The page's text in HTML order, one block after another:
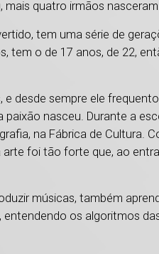
quatro irmãos
tem uma série de
tem o de 17 anos, de 22,
e desde sempre ele
nasceu. Durante a
na Fábrica de Cultura.
foi tão forte que, ao
músicas, também
os algoritmos